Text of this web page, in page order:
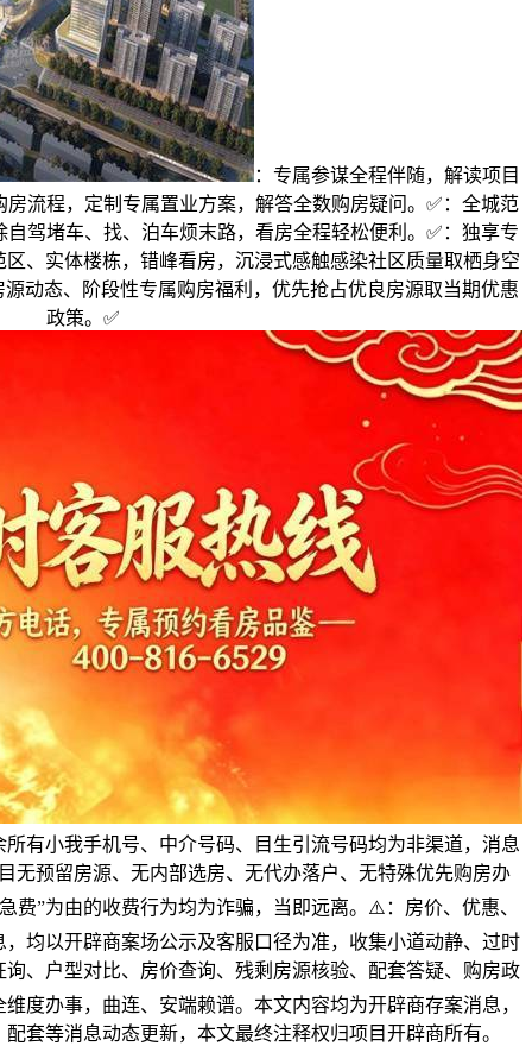
：专属参谋全程伴随，解读项目
流程，定制专属置业方案，解答全数购房疑问。✅：全城范
驾堵车、找、泊车烦末路，看房全程轻松便利。✅：独享专
、实体楼栋，错峰看房，沉浸式感触感染社区质量取栖身空
动态、阶段性专属购房福利，优先抢占优良房源取当期优惠
政策。✅
有小我手机号、中介号码、目生引流号码均为非渠道，消息
无预留房源、无内部选房、无代办落户、无特殊优先购房办
费”为由的收费行为均为诈骗，当即远离。⚠️：房价、优惠、
均以开辟商案场公示及客服口径为准，收集小道动静、过时
、户型对比、房价查询、残剩房源核验、配套答疑、购房政
度办事，曲连、安端赖谱。本文内容均为开辟商存案消息，
套等消息动态更新，本文最终注释权归项目开辟商所有。